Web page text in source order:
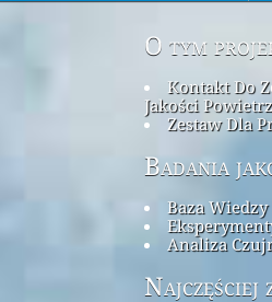
O tym
Kontakt Do
Jakości
Zestaw Dla
Badania
Baza
Analiza
Najczęściej